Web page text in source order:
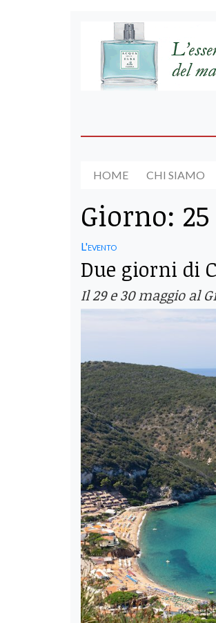
HOME CHI SIAMO
Giorno:
L'evento
Due giorni di
Il 29 e 30 maggio al